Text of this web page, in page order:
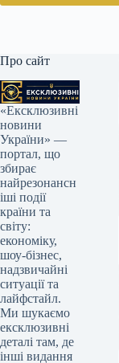
Про сайт
«Ексклюзивні
новини
України» —
портал, що
збирає
найрезонансн
іші події
країни та
світу:
економіку,
шоу-бізнес,
надзвичайні
ситуації та
лайфстайл.
Ми шукаємо
ексклюзивні
деталі там, де
інші видання